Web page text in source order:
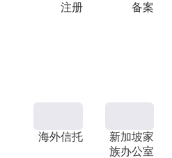
注册
备案
海外信托
新加坡家
族办公室